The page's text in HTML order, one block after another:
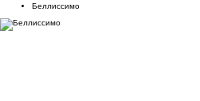
Беллиссимо